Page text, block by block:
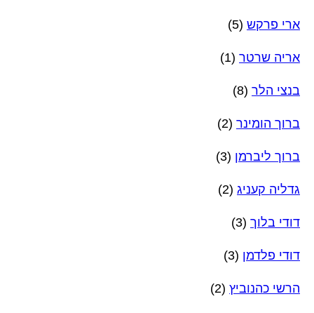
ארי פרקש (5)
אריה שרטר (1)
בנצי הלר (8)
ברוך הומינר (2)
ברוך ליברמן (3)
גדליה קעניג (2)
דודי בלוך (3)
דודי פלדמן (3)
הרשי כהנוביץ (2)